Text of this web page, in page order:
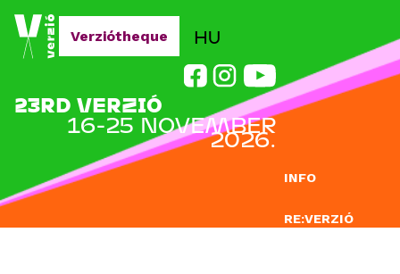
Jump to navigation
INFO
RE:VERZIÓ
HU
23RD VERZIÓ
16-25 NOVEMBER
2026.
Verziótheque